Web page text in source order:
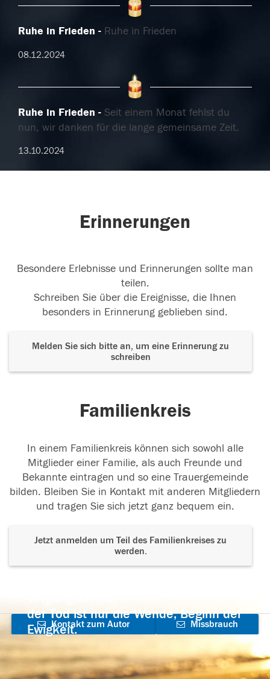
Ruhe in Frieden Ruhe in Frieden
08.12.2024
Ruhe in Frieden
Seit einem Monat fehlst du
nun, wir danken für die lange gemeinsame Zeit.
13.10.2024
Erinnerungen
Besondere Erlebnisse und Erinnerungen sollte man
teilen.
Schreiben Sie über die Ereignisse, die Ihnen
besonders in Erinnerung geblieben sind.
Melden Sie sich bitte an, um eine Erinnerung zu
schreiben
Familienkreis
In einem Familienkreis können sich sowohl alle
Mitglieder einer Familie, als auch Freunde und
Bekannte eintragen und so eine Trauergemeinde
bilden. Bleiben Sie in Kontakt mit anderen Mitgliedern
und tragen Sie sich jetzt ganz bequem ein.
Jetzt anmelden um Teil des Familienkreises zu
werden.
der Tod ist nur die Wende, Beginn der
Ewigkeit.
Kontakt zum Autor
aufnehmen
Missbrauch